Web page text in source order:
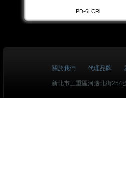
PD-6LCRi
關於我們 代理品牌
新北市三重區河邊北街